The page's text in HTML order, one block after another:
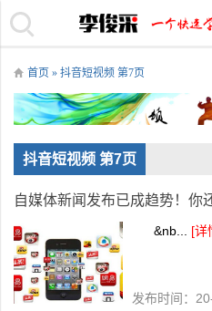
首页 » 抖音短视频 第7页
抖音短视频 第7页
自媒体新闻发布已成趋势！你
&nb... [详
发布时间：